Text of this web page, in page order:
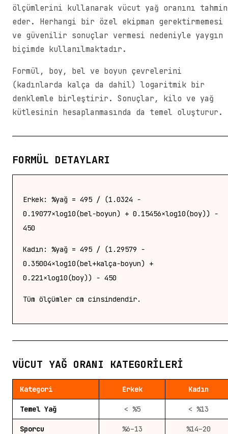
ölçümlerini kullanarak vücut yağ oranını tahmin
eder. Herhangi bir özel ekipman gerektirmemesi
ve güvenilir sonuçlar vermesi nedeniyle yaygın
biçimde kullanılmaktadır.
Formül, boy, bel ve boyun çevrelerini
(kadınlarda kalça da dahil) logaritmik bir
denklemle birleştirir. Sonuçlar, kilo ve yağ
kütlesinin hesaplanmasında da temel oluşturur.
FORMÜL DETAYLARI
Erkek: %yağ = 495 / (1.0324 −
0.19077×log10(bel−boyun) + 0.15456×log10(boy)) −
450
Kadın: %yağ = 495 / (1.29579 −
0.35004×log10(bel+kalça−boyun) +
0.221×log10(boy)) − 450
Tüm ölçümler cm cinsindendir.
VÜCUT YAĞ ORANI KATEGORILERI
Kategori Erkek Kadın
Temel Yağ < %5 < %13
Sporcu %6–13 %14–20